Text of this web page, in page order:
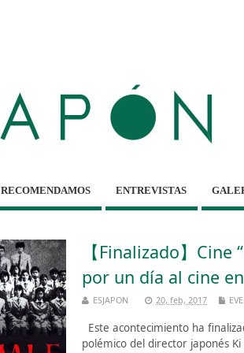
RECOMENDAMOS ENTREVISTAS
【Finalizado】Cine
por un día al cine
ESJAPON 20, feb, 2017
Este acontecimiento ha
polémico del director japonés Ki